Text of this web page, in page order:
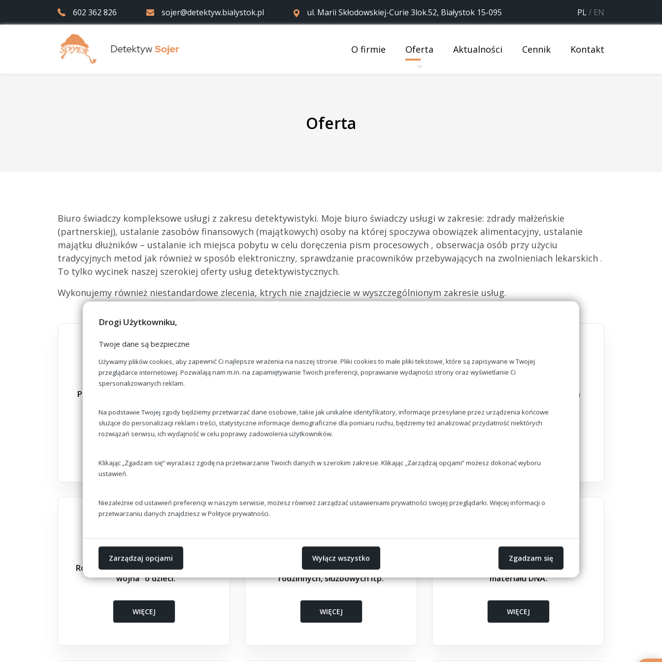
Drogi Użytkowniku,
Twoje dane są bezpieczne
Używamy plików cookies, aby zapewnić Ci najlepsze wrażenia na naszej stronie. Pliki cookies to małe pliki tekstowe, które są zapisywane w Twojej
przeglądarce internetowej. Pozwalają nam m.in. na zapamiętywanie Twoich preferencji, poprawianie wydajności strony oraz wyświetlanie Ci
spersonalizowanych reklam.
Na podstawie Twojej zgody będziemy przetwarzać dane osobowe, takie jak unikalne identyfikatory, informacje przesyłane przez urządzenia końcowe
służące do personalizacji reklam i treści, statystyczne informacje demograficzne dla pomiaru ruchu, będziemy też analizować przydatność niektórych
rozwiązań serwisu, ich wydajność w celu poprawy zadowolenia użytkowników.
Klikając „Zgadzam się” wyrażasz zgodę na przetwarzanie Twoich danych w szerokim zakresie. Klikając „Zarządzaj opcjami” możesz dokonać wyboru
ustawień.
Niezależnie od ustawień preferencji w naszym serwisie, możesz również zarządzać ustawieniami prywatności swojej przeglądarki. Więcej informacji o
przetwarzaniu danych znajdziesz wPolityce prywatności.
Zarządzaj opcjami Wyłącz wszystko Zgadzam się
602 362 826 sojer@detektyw.bialystok.pl ul. Marii Skłodowskiej-Curie 3lok.52, Białystok 15-095 PL/ EN
O firmie Oferta Aktualności Cennik Kontakt
Oferta
Biuro świadczy kompleksowe usługi z zakresu detektywistyki. Moje biuro świadczy usługi w zakresie: zdrady małżeńskie
(partnerskiej), ustalanie zasobów finansowych (majątkowych) osoby na której spoczywa obowiązek alimentacyjny, ustalanie
majątku dłużników – ustalanie ich miejsca pobytu w celu doręczenia pism procesowych , obserwacja osób przy użyciu
tradycyjnych metod jak również w sposób elektroniczny, sprawdzanie pracowników przebywających na zwolnieniach lekarskich .
To tylko wycinek naszej szerokiej oferty usług detektywistycznych.
Wykonujemy również niestandardowe zlecenia, ktrych nie znajdziecie w wyszczególnionym zakresie usług.
Poszukiwanie osób zaginionych lub
sposób elektroniczny
Montaż urządzęń rejestrujących
Rozwód, spadki, podziały majątków,
"wojna" o dzieci.
WIĘCEJ
Doradztwo w zakresie spraw,
rodzinnych, służbowych itp.
WIĘCEJ
Ustalanie ojcostwa, pobieranie
materiału DNA.
WIĘCEJ